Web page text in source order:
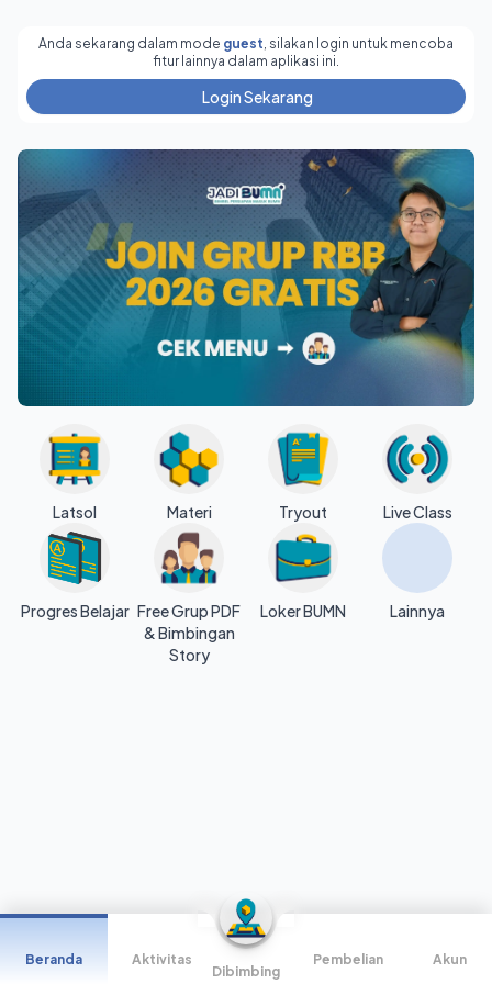
Anda sekarang dalam mode guest, silakan login untuk mencoba
fitur lainnya dalam aplikasi ini.
Login Sekarang
Latsol Materi Tryout Live Class
Progres Belajar Free Grup PDF
& Bimbingan
Story
Loker BUMN Lainnya
Beranda Aktivitas Pembelian Akun
Dibimbing